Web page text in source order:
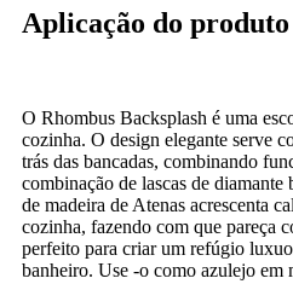
Aplicação do produto
O Rhombus Backsplash é uma
cozinha. O design elegante serve
trás das bancadas, combinando
combinação de lascas de
de madeira de Atenas acrescenta
cozinha, fazendo com que pareça
perfeito para criar um refúgio
banheiro. Use -o como azulejo em